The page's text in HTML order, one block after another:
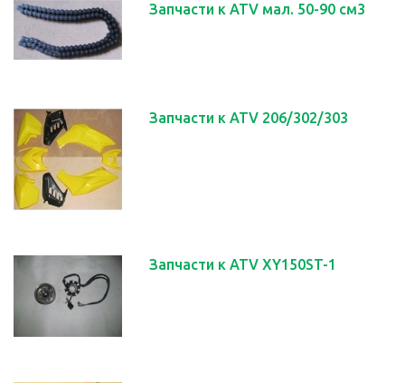
Запчасти к ATV мал. 50-90 см3
Запчасти к АТV 206/302/303
Запчасти к АТV XY150ST-1